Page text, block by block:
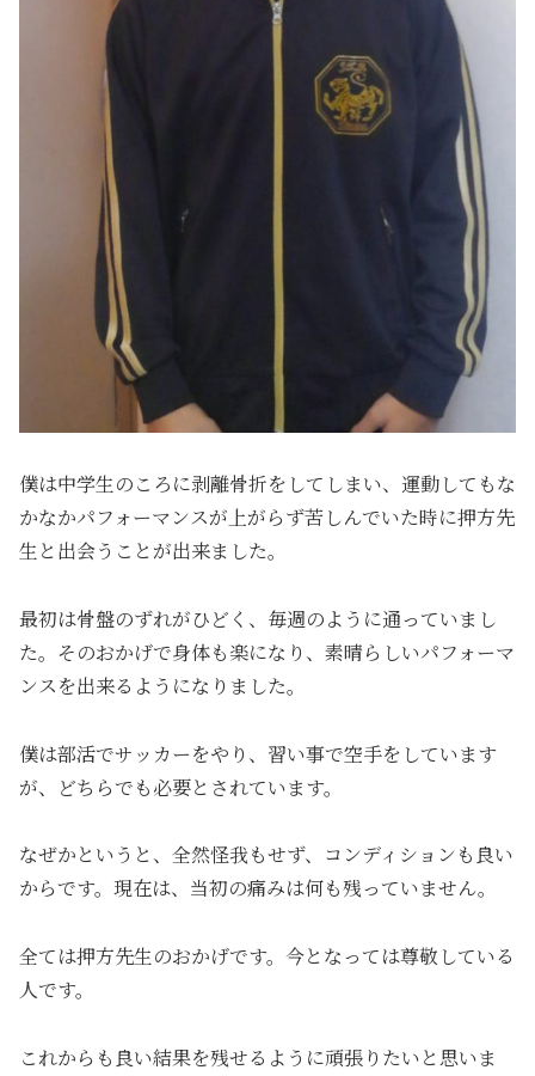
僕は中学生のころに剥離骨折をしてしまい、運動してもな
かなかパフォーマンスが上がらず苦しんでいた時に押方先
生と出会うことが出来ました。
最初は骨盤のずれがひどく、毎週のように通っていまし
た。そのおかげで身体も楽になり、素晴らしいパフォーマ
ンスを出来るようになりました。
僕は部活でサッカーをやり、習い事で空手をしています
が、どちらでも必要とされています。
なぜかというと、全然怪我もせず、コンディションも良い
からです。現在は、当初の痛みは何も残っていません。
全ては押方先生のおかげです。今となっては尊敬している
人です。
これからも良い結果を残せるように頑張りたいと思いま